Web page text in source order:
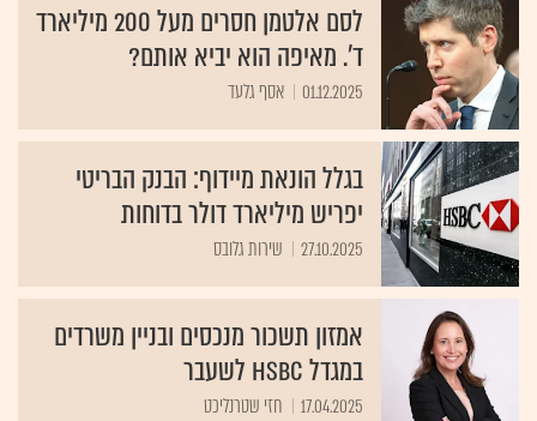
לסם אלטמן חסרים מעל 200 מיליארד
ד'. מאיפה הוא יביא אותם?
01.12.2025 אסף גלעד
בגלל הונאת מיידוף: הבנק הבריטי
יפריש מיליארד דולר בדוחות
27.10.2025 שירות גלובס
אמזון תשכור מנכסים ובניין משרדים
במגדל HSBC לשעבר
17.04.2025 חזי שטרנליכט